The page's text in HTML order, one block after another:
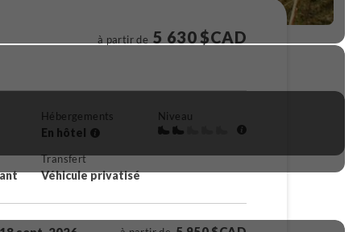
à partir de 5 630 $CAD
Hébergements
En hôtel
Niveau
Transfert
Véhicule privatisé